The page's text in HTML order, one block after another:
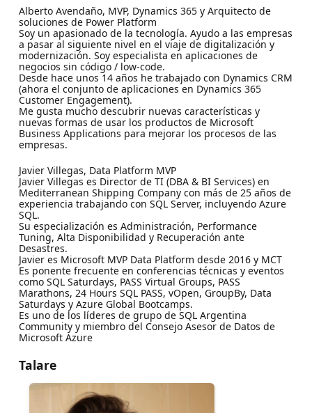
Alberto Avendaño, MVP, Dynamics 365 y Arquitecto de
soluciones de Power Platform
Soy un apasionado de la tecnología. Ayudo a las empresas
a pasar al siguiente nivel en el viaje de digitalización y
modernización. Soy especialista en aplicaciones de
negocios sin código / low-code.
Desde hace unos 14 años he trabajado con Dynamics CRM
(ahora el conjunto de aplicaciones en Dynamics 365
Customer Engagement).
Me gusta mucho descubrir nuevas características y
nuevas formas de usar los productos de Microsoft
Business Applications para mejorar los procesos de las
empresas.
Javier Villegas, Data Platform MVP
Javier Villegas es Director de TI (DBA & BI Services) en
Mediterranean Shipping Company con más de 25 años de
experiencia trabajando con SQL Server, incluyendo Azure
SQL.
Su especialización es Administración, Performance
Tuning, Alta Disponibilidad y Recuperación ante
Desastres.
Javier es Microsoft MVP Data Platform desde 2016 y MCT
Es ponente frecuente en conferencias técnicas y eventos
como SQL Saturdays, PASS Virtual Groups, PASS
Marathons, 24 Hours SQL PASS, vOpen, GroupBy, Data
Saturdays y Azure Global Bootcamps.
Es uno de los líderes de grupo de SQL Argentina
Community y miembro del Consejo Asesor de Datos de
Microsoft Azure
Talare